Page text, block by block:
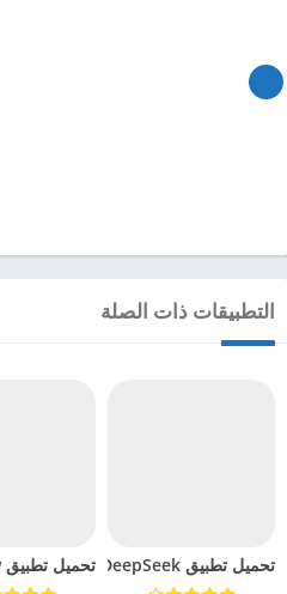
التطبيقات ذات الصلة
تحميل تطبيق DeepSeek مهكر للاندرويد 2025 تحميل تطبيق BrightGlow مهكر للاندرويد 2024